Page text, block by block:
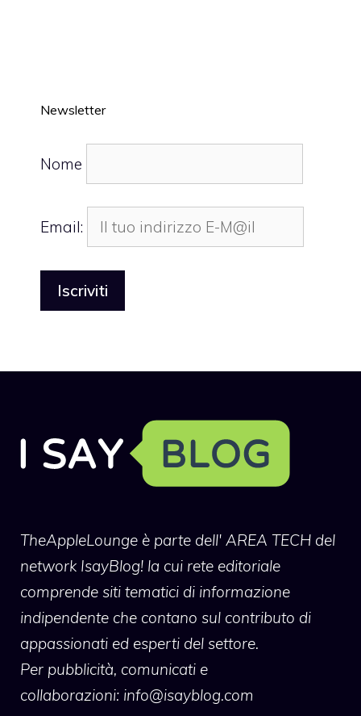
Newsletter
Nome
Email:
TheAppleLounge è parte dell' AREA TECH del
network IsayBlog! la cui rete editoriale
comprende siti tematici di informazione
indipendente che contano sul contributo di
appassionati ed esperti del settore.
Per pubblicità, comunicati e
collaborazioni: info@isayblog.com